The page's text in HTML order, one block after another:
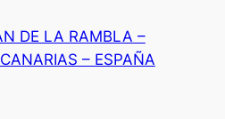
DE LA RAMBLA –
– ESPAÑA